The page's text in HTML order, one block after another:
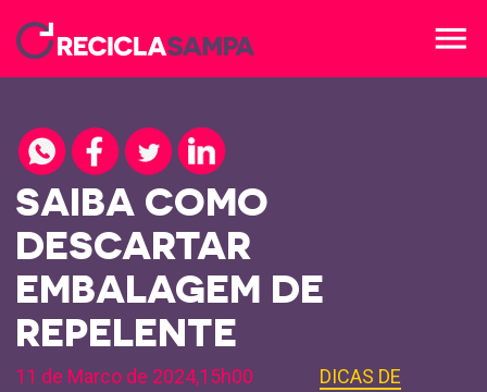
menu
SAIBA COMO
DESCARTAR
EMBALAGEM DE
REPELENTE
11 de Marco de 2024,15h00
DICAS DE